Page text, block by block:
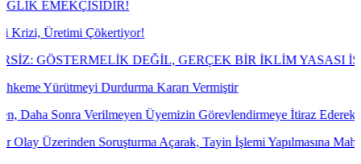
Çökertiyor!
DEĞİL, GERÇEK BİR İKLİM YASASI İSTİYORUZ!
Durdurma Kararı Vermiştir
Verilmeyen Üyemizin Görevlendirmeye İtiraz Ederek Açılan
Soruşturma Açarak, Tayin İşlemi Yapılmasına Mahkeme Dava